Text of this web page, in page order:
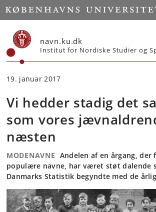
Start
navn.ku.dk
Institut for Nordiske Studier og
19. januar 2017
Vi hedder stadig det
som vores
næsten
MODENAVNE Andelen af en årgang, der
populære navne, har været støt dalende
Danmarks Statistik begyndte med de